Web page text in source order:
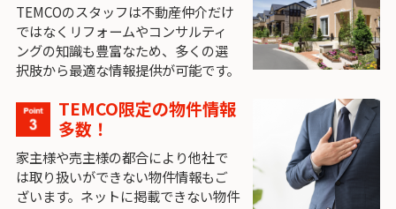
TEMCOのスタッフは不動産仲介だけ
ではなくリフォームやコンサルティ
ングの知識も豊富なため、多くの選
択肢から最適な情報提供が可能です。
TEMCO限定の物件情報
多数！
家主様や売主様の都合により他社で
は取り扱いができない物件情報もご
ざいます。ネットに掲載できない物件